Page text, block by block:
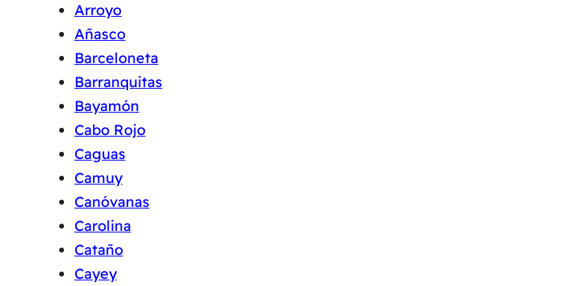
Arroyo
Añasco
Barceloneta
Barranquitas
Bayamón
Cabo Rojo
Caguas
Camuy
Canóvanas
Carolina
Cataño
Cayey